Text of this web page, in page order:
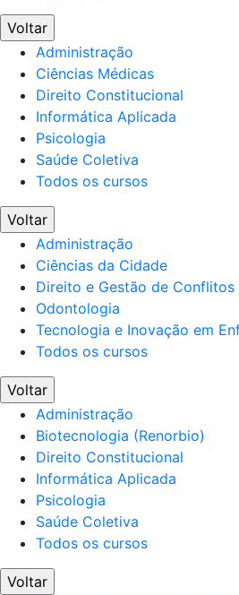
Voltar
Administração
Ciências Médicas
Direito Constitucional
Informática Aplicada
Psicologia
Saúde Coletiva
Todos os cursos
Voltar
Administração
Ciências da Cidade
Direito e Gestão de Conflitos
Odontologia
Tecnologia e Inovação em
Todos os cursos
Voltar
Administração
Biotecnologia (Renorbio)
Direito Constitucional
Informática Aplicada
Psicologia
Saúde Coletiva
Todos os cursos
Voltar